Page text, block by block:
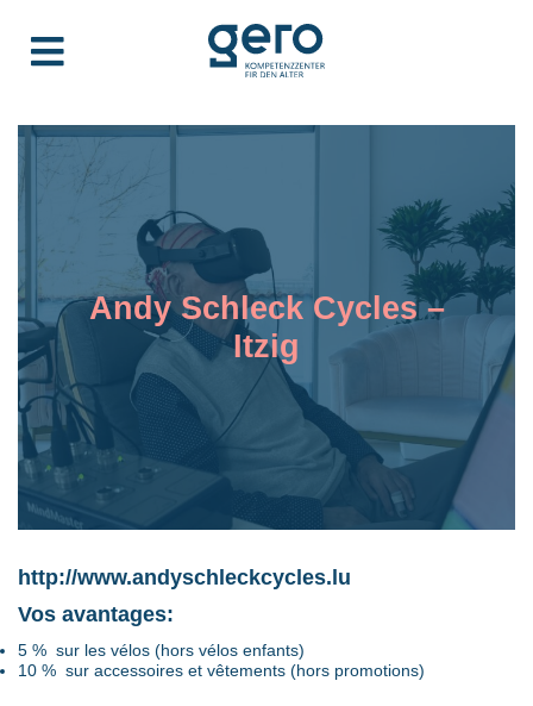
Andy Schleck Cycles –
Itzig
http://www.andyschleckcycles.lu
Vos avantages:
5 % sur les vélos (hors vélos enfants)
10 % sur accessoires et vêtements (hors promotions)